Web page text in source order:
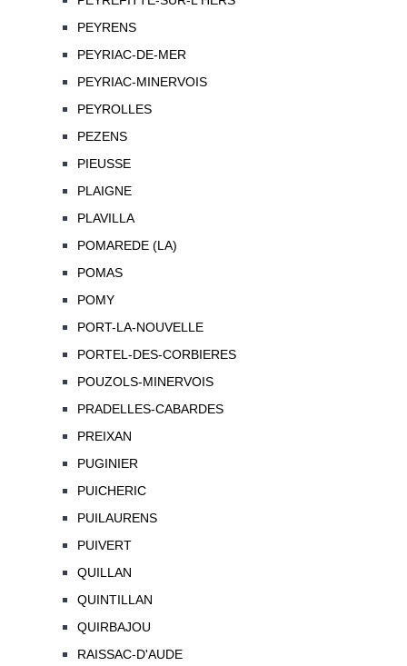
PEYRENS
PEYRIAC-DE-MER
PEYRIAC-MINERVOIS
PEYROLLES
PEZENS
PIEUSSE
PLAIGNE
PLAVILLA
POMAREDE (LA)
POMAS
POMY
PORT-LA-NOUVELLE
PORTEL-DES-CORBIERES
POUZOLS-MINERVOIS
PRADELLES-CABARDES
PREIXAN
PUGINIER
PUICHERIC
PUILAURENS
PUIVERT
QUILLAN
QUINTILLAN
QUIRBAJOU
RAISSAC-D'AUDE